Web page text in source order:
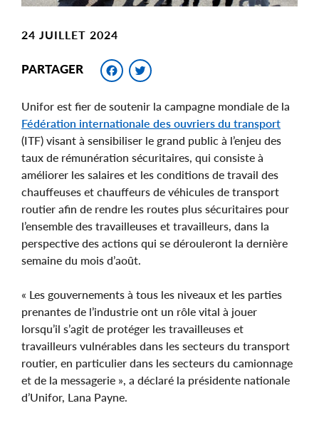
24 JUILLET 2024
PARTAGER Facebook
Unifor est fier de soutenir la campagne mondiale de la
Fédération internationale des ouvriers du transport
(ITF) visant à sensibiliser le grand public à l’enjeu des
taux de rémunération sécuritaires, qui consiste à
améliorer les salaires et les conditions de travail des
chauffeuses et chauffeurs de véhicules de transport
routier afin de rendre les routes plus sécuritaires pour
l’ensemble des travailleuses et travailleurs, dans la
perspective des actions qui se dérouleront la dernière
semaine du mois d’août.
« Les gouvernements à tous les niveaux et les parties
prenantes de l’industrie ont un rôle vital à jouer
lorsqu’il s’agit de protéger les travailleuses et
travailleurs vulnérables dans les secteurs du transport
routier, en particulier dans les secteurs du camionnage
et de la messagerie », a déclaré la présidente nationale
d’Unifor, Lana Payne.